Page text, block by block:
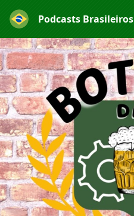
Podcasts Brasileiros